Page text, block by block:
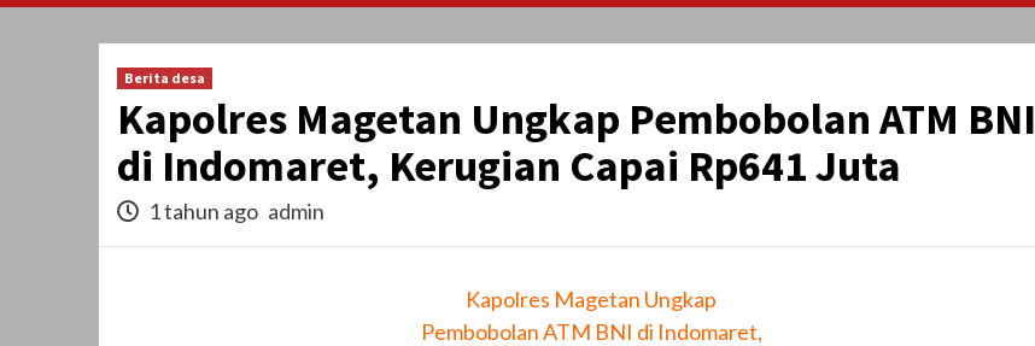
Berita desa
Kapolres Magetan Ungkap Pembobolan ATM BNI
di Indomaret, Kerugian Capai Rp641 Juta
1 tahun ago admin
Kapolres Magetan Ungkap
Pembobolan ATM BNI di Indomaret,